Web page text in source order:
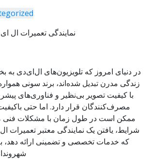
نمایندگی تعمیرات ال
در دنیای امروز که تلویزیون‌های ال‌ای‌دی به
زندگی مدرن تبدیل شده‌اند، برند سونی
با کیفیت تصویر بی‌نظیر و فناوری‌های
مصرف‌کنندگان قرار دارد. اما حتی
ممکن است در طول زمان با مشکلات فنی
شرایط، یافتن یک نمایندگی معتبر
که خدمات تخصصی و تضمینی ارائه دهد،